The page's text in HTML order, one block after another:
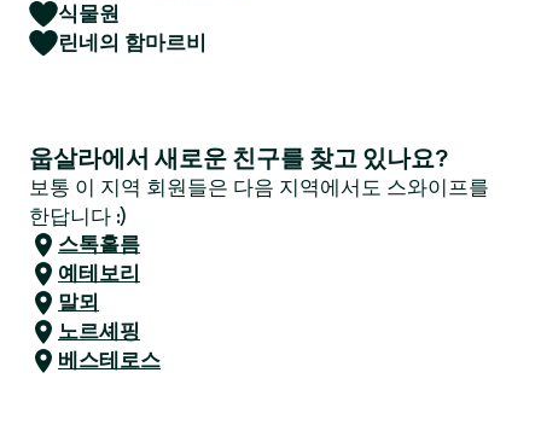
식물원
린네의 함마르비
웁살라에서 새로운 친구를 찾고 있나요?
보통 이 지역 회원들은 다음 지역에서도 스와이프를
한답니다 :)
스톡홀름
예테보리
말뫼
노르셰핑
베스테로스